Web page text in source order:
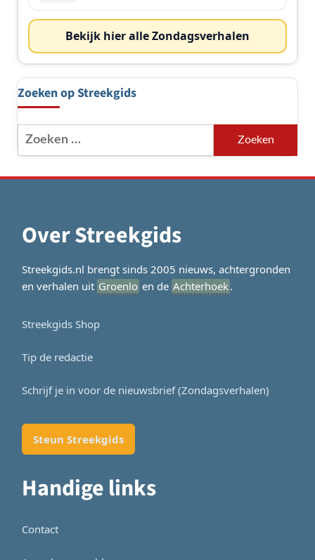
Bekijk hier alle Zondagsverhalen
Zoeken op Streekgids
Zoeken
naar:
Over Streekgids
Streekgids.nl brengt sinds 2005 nieuws, achtergronden
en verhalen uit Groenlo en de Achterhoek.
Streekgids Shop
Tip de redactie
Schrijf je in voor de nieuwsbrief (Zondagsverhalen)
Steun Streekgids
Handige links
Contact